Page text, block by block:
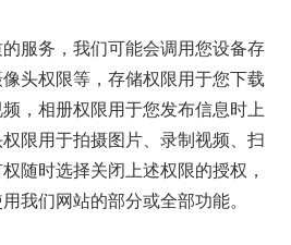
服务，我们可能会调用您设备存
头权限等，存储权限用于您下载
，相册权限用于您发布信息时上
限用于拍摄图片、录制视频、扫
随时选择关闭上述权限的授权，
我们网站的部分或全部功能。